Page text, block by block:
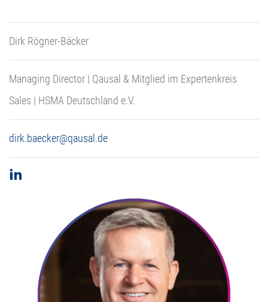
Dirk Rögner-Bäcker
Managing Director | Qausal & Mitglied im Expertenkreis
Sales | HSMA Deutschland e.V.
dirk.baecker@qausal.de